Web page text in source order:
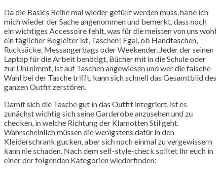
Da die Basics Reihe mal wieder gefüllt werden muss, habe ich
mich wieder der Sache angenommen und bemerkt, dass noch
ein wichtiges Accessoire fehlt, was für die meisten von uns wohl
ein täglicher Begleiter ist, Taschen! Egal, ob Handtaschen,
Rucksäcke, Messangerbags oder Weekender. Jeder der seinen
Laptop für die Arbeit benötigt, Bücher mit in die Schule oder
zur Uni nimmt, ist auf Taschen angewiesen und wer die falsche
Wahl bei der Tasche trifft, kann sich schnell das Gesamtbild des
ganzen Outfit zerstören.
Damit sich die Tasche gut in das Outfit integriert, ist es
zunächst wichtig sich seine Garderobe anzusehen und zu
checken, in welche Richtung der Klamotten Stil geht.
Wahrscheinlich müssen die wenigstens dafür in den
Kleiderschrank gucken, aber sich noch einmal zu vergewissern
kann nie schaden. Nach dem self-style-check solltet Ihr euch in
einer der folgenden Kategorien wiederfinden: